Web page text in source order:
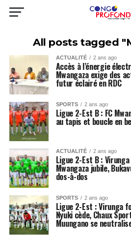
All posts tagged
ACTUALITÉ 2 ans ago
Accès à l’énergie
Mwangaza exige des
futur éclairé en RDC
SPORTS 2 ans ago
Ligue 2-Est B : FC
au tapis et boucle en
ACTUALITÉ 2 ans ago
Ligue 2-Est B :
Mwangaza jubile,
dos-à-dos
SPORTS 2 ans ago
Ligue 2-Est : Virunga
Nyuki cède, Chaux
Muungano se